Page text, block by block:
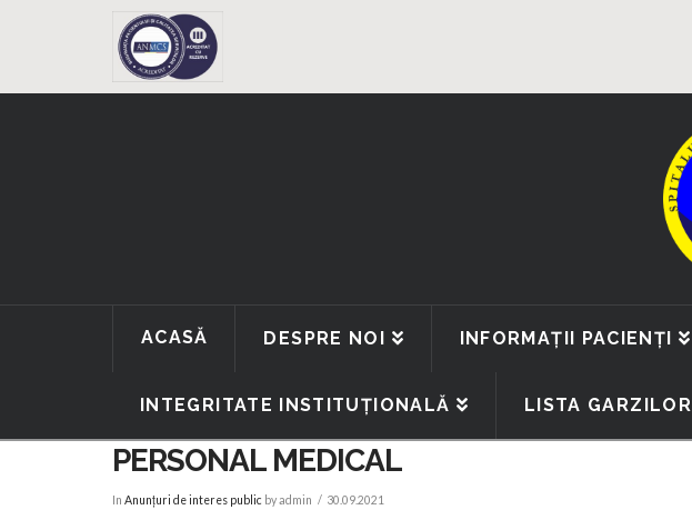
ACASĂ DESPRE NOI INFORMAȚII PACIENȚI
INTEGRITATE INSTITUȚIONALĂ LISTA GARZILOR
REZULTATE PROBA PRACTICA + INTERVIU
PERSONAL MEDICAL
In Anunțuri de interes public by admin 30.09.2021